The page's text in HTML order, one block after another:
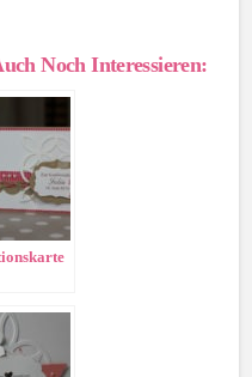
Noch Interessieren: